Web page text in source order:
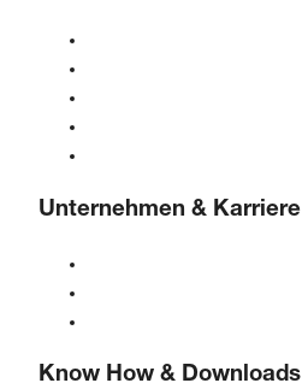
Unternehmen & Karriere
Know How & Downloads